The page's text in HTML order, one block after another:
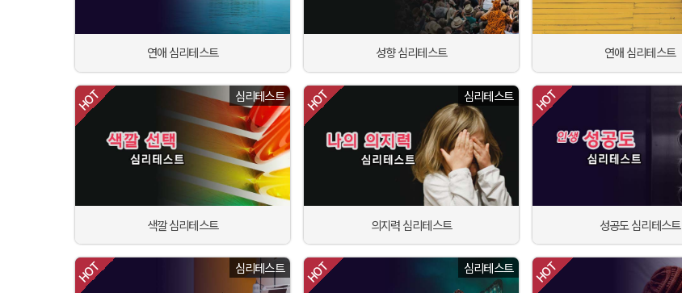
연애 심리테스트 성향 심리테스트 연애 심리테스트
심리테스트
색깔 심리테스트
심리테스트
의지력 심리테스트 성공도 심리테스트
심리테스트 심리테스트